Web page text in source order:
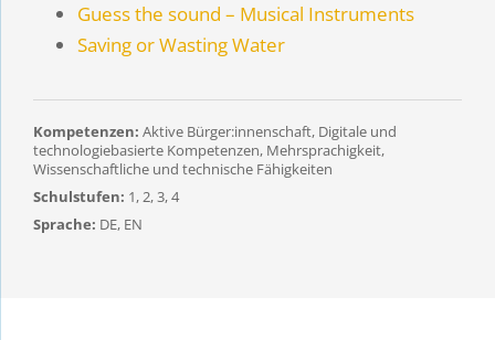
Guess the sound – Musical Instruments
Saving or Wasting Water
Kompetenzen: Aktive Bürger:innenschaft, Digitale und
technologiebasierte Kompetenzen, Mehrsprachigkeit,
Wissenschaftliche und technische Fähigkeiten
Schulstufen: 1, 2, 3, 4
Sprache: DE, EN